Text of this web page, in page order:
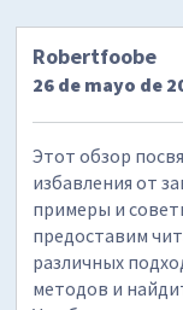
Robertfoobe
26 de mayo de
Этот обзор
избавления от
примеры и
предоставим
различных
методов и